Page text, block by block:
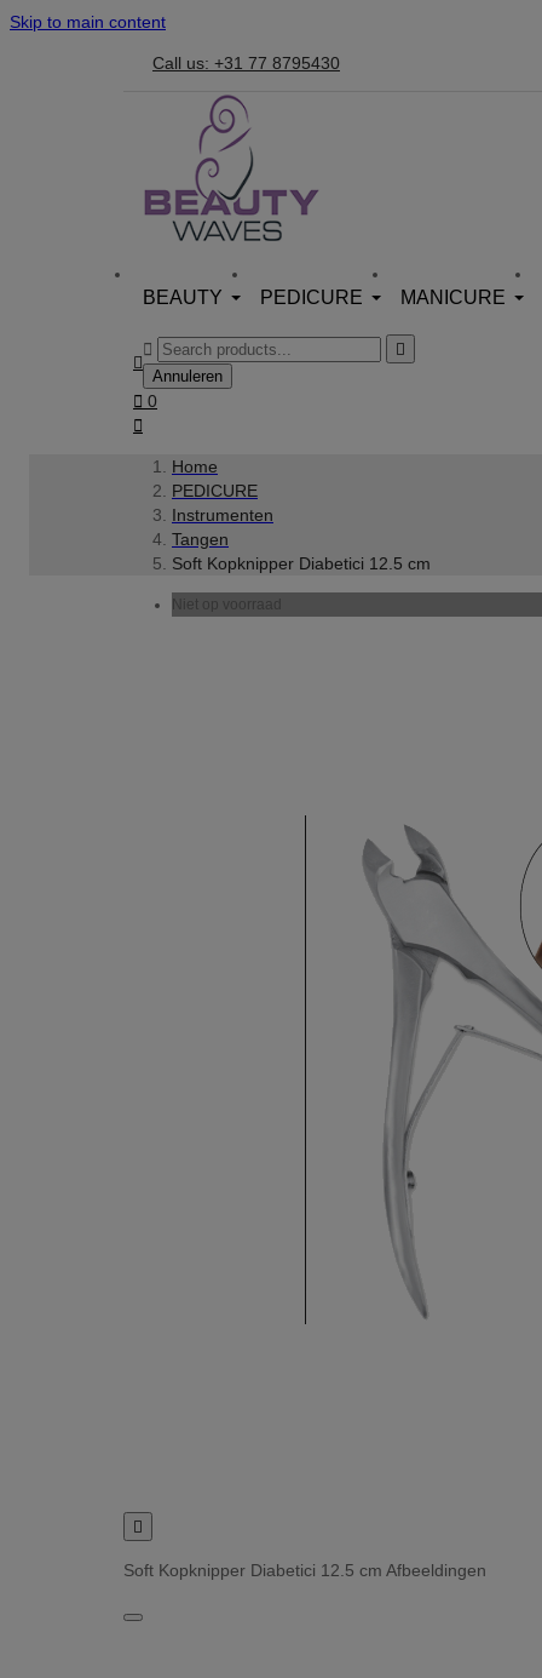
Skip to main content
Call us: +31 77 8795430
BEAUTY PEDICURE MANICURE



Annuleren
 0

Home
PEDICURE
Instrumenten
Tangen
Soft Kopknipper Diabetici 12.5 cm
Niet op voorraad

Soft Kopknipper Diabetici 12.5 cm Afbeeldingen